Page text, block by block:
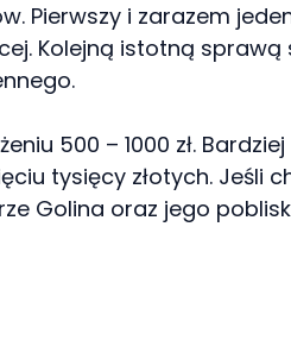
Pierwszy i zarazem
Kolejną istotną
500 – 1000 zł.
tysięcy złotych. Jeśli
Golina oraz jego